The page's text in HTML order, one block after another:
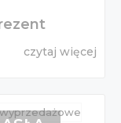
czytaj więcej